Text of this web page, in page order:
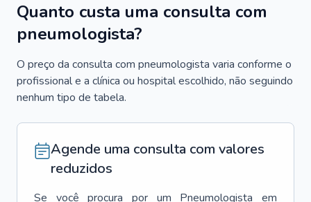
Quanto custa uma consulta com
pneumologista?
O preço da consulta com pneumologista varia conforme o
profissional e a clínica ou hospital escolhido, não seguindo
nenhum tipo de tabela.
Agende uma consulta com valores
reduzidos
Se você procura por um Pneumologista
em